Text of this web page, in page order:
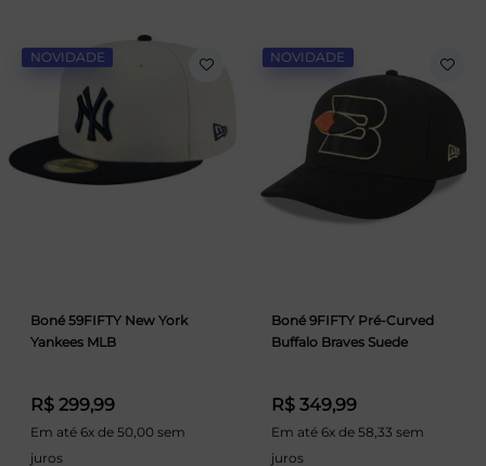
NOVIDADE
Boné 59FIFTY New York
Yankees MLB
R$ 299,99
Em até 6x de 50,00 sem
juros
NOVIDADE
Boné 9FIFTY Pré-Curved
Buffalo Braves Suede
R$ 349,99
Em até 6x de 58,33 sem
juros